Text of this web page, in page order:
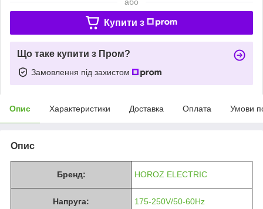
Купити з
Що таке купити з Пром?
Замовлення під захистом
Опис Характеристики Доставка Оплата Умови
Опис
Бренд: HOROZ ELECTRIC
Напруга: 175-250V/50-60Hz